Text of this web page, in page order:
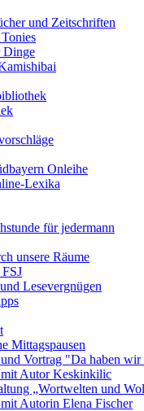
und Zeitschriften
Dinge
Onleihe
Lexika
für jedermann
unsere Räume
Lesevergnügen
Mittagspausen
Vortrag "Da haben wir
Autor Keskinkilic
„Wortwelten und
Autorin Elena Fischer